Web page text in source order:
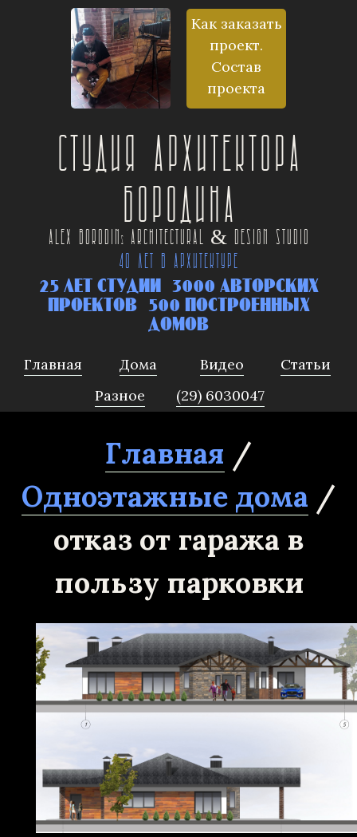
Как заказать
проект.
Состав
проекта
Студия архитектора
Бородина
Alex Borodins
Architectural & Design Studio
40 ЛЕТ В АРХИТЕКТУРЕ
25 ЛЕТ СТУДИИ 3000 АВТОРСКИХ
ПРОЕКТОВ 500 ПОСТРОЕННЫХ
ДОМОВ
Главная Дома Видео
Статьи
Разное
(29) 6030047
Главная /
Одноэтажные дома /
отказ от гаража в
пользу парковки